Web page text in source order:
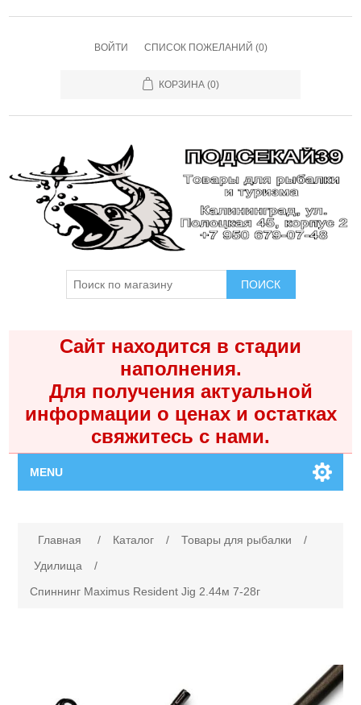
ВОЙТИ СПИСОК ПОЖЕЛАНИЙ (0)
КОРЗИНА (0)
ПОИСК
Сайт находится в стадии
наполнения.
Для получения актуальной
информации о ценах и остатках
свяжитесь с нами.
MENU
Каталог
Поиск
Главная / Каталог / Товары для рыбалки
/
Удилища
/
Спиннинг Maximus Resident Jig 2.44м 7-28г